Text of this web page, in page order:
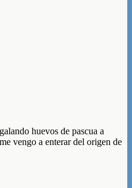
huevos de pascua a
vengo a enterar del origen de